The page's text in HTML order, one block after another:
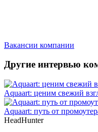
Вакансии компании
Другие интервью
Aquaart: ценим свежий
Aquaart: путь от
HeadHunter